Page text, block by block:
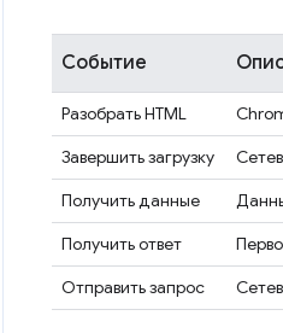
Событие
Разобрать HTML
Завершить загрузку
Получить данные
Получить ответ
Отправить запрос